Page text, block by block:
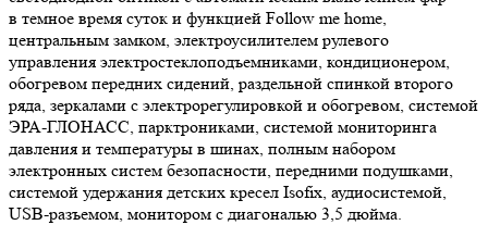
в темное время суток и функцией Follow me home,
центральным замком, электроусилителем рулевого
управления электростеклоподъемниками, кондиционером,
обогревом передних сидений, раздельной спинкой второго
ряда, зеркалами с электрорегулировкой и обогревом, системой
ЭРА-ГЛОНАСС, парктрониками, системой мониторинга
давления и температуры в шинах, полным набором
электронных систем безопасности, передними подушками,
системой удержания детских кресел Isofix, аудиосистемой,
USB-разъемом, монитором с диагональю 3,5 дюйма.